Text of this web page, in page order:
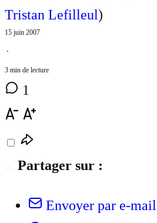
Tristan Lefilleul)
15 juin 2007
⋅
3 min de lecture
1
Partager sur :
Envoyer par e-mail